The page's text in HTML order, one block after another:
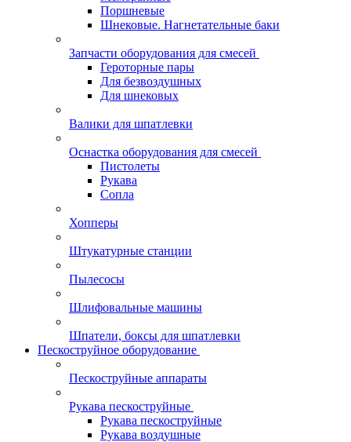
Поршневые
Шнековые. Нагнетательные баки
Запчасти оборудования для смесей
Героторные пары
Для безвоздушных
Для шнековых
Валики для шпатлевки
Оснастка оборудования для смесей
Пистолеты
Рукава
Сопла
Хопперы
Штукатурные станции
Пылесосы
Шлифовальные машины
Шпатели, боксы для шпатлевки
Пескоструйное оборудование
Пескоструйные аппараты
Рукава пескоструйные
Рукава пескоструйные
Рукава воздушные